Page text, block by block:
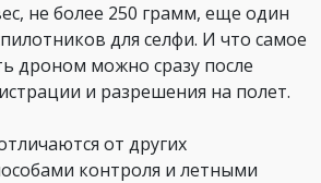
не более 250 грамм, еще один
для селфи. И что самое
дроном можно сразу после
и разрешения на полет.
от других
контроля и летными